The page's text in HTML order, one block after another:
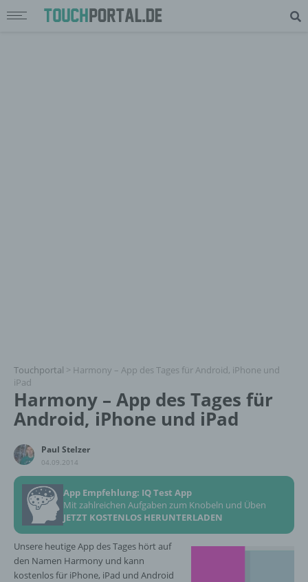
Touchportal > Harmony – App des Tages für Android, iPhone und
iPad
Harmony – App des Tages für
Android, iPhone und iPad
Paul Stelzer
04.09.2014
App Empfehlung: IQ Test App
Mit zahlreichen Aufgaben zum Knobeln und Üben
JETZT KOSTENLOS HERUNTERLADEN
Unsere heutige App des Tages hört auf
den Namen Harmony und kann
kostenlos für iPhone, iPad und Android